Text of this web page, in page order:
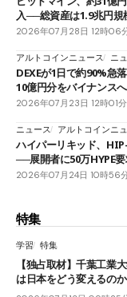
入──総資産は1.9兆円規
2026年07月28日 12時06
アルトコインニュース ニ
DEXEが1日で約90%急
10億円分をバイナンスへ
2026年07月23日 12時01分
ニュース アルトコインニ
ハイパーリキッド、
──展開者に50万HYPE
2026年07月24日 10時56
特集
学習 特集
【独占取材】千葉工業
は日本をどう変えるのか